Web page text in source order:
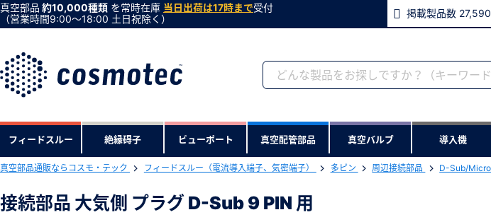
真空部品 約10,000種類 を常時在庫 当日出荷は17時まで受付
（営業時間9:00〜18:00 土日祝除く）
掲載製品数
フィードスルー 絶縁碍子 ビューポート 真空配管部品 真空バルブ 導入機
真空部品通販ならコスモ・テック フィードスルー（電流導入端子、気密端子） 多ピン 周辺接続部品 D-Sub/
接続部品 大気側 プラグ D-Sub 9 PIN 用
下記製品のRoHS2適合報告書のダウンロードをします。
会員登録がお済みでない方
会員登録をすれば、便利な機能がご利用いただけます。